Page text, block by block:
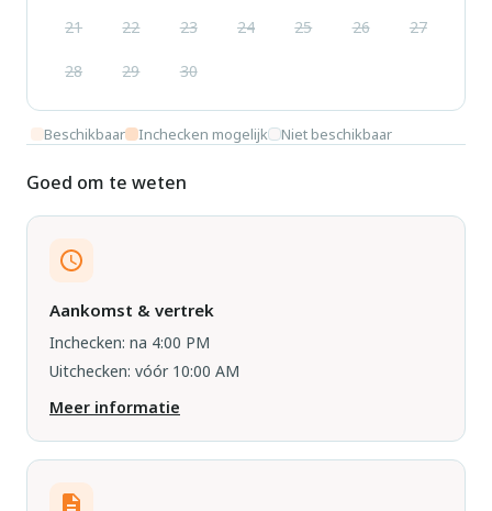
21 22 23 24 25 26 27
28 29 30
Beschikbaar Inchecken mogelijk Niet beschikbaar
Goed om te weten
Aankomst & vertrek
Inchecken: na 4:00 PM
Uitchecken: vóór 10:00 AM
Meer informatie